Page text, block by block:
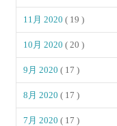
11月 2020( 19 )
10月 2020( 20 )
9月 2020( 17 )
8月 2020( 17 )
7月 2020( 17 )